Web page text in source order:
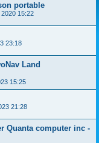
portable
15:22
23:18
Land
15:25
21:28
Quanta computer inc -